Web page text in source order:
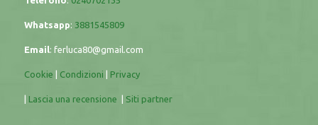
Whatsapp: 3881545809
Email: ferluca80@gmail.com
Cookie Condizioni Privacy
Lascia una recensione Siti partner